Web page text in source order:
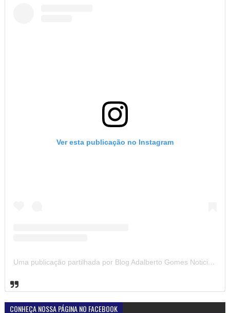
Ver esta publicação no Instagram
Uma publicação partilhada por Blog Adalberto Gomes Noticias (@blogadalbertogomesnoticiass)
CONHEÇA NOSSA PÁGINA NO FACEBOOK